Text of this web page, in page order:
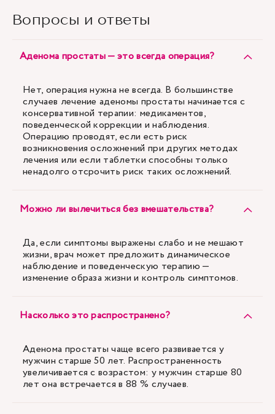
Вопросы и ответы
Аденома простаты — это всегда операция?
Нет, операция нужна не всегда. В большинстве
случаев лечение аденомы простаты начинается с
консервативной терапии: медикаментов,
поведенческой коррекции и наблюдения.
Операцию проводят, если есть риск
возникновения осложнений при других методах
лечения или если таблетки способны только
ненадолго отсрочить риск таких осложнений.
Можно ли вылечиться без вмешательства?
Да, если симптомы выражены слабо и не мешают
жизни, врач может предложить динамическое
наблюдение и поведенческую терапию —
изменение образа жизни и контроль симптомов.
Насколько это распространено?
Аденома простаты чаще всего развивается у
мужчин старше 50 лет. Распространенность
увеличивается с возрастом: у мужчин старше 80
лет она встречается в 88 % случаев.